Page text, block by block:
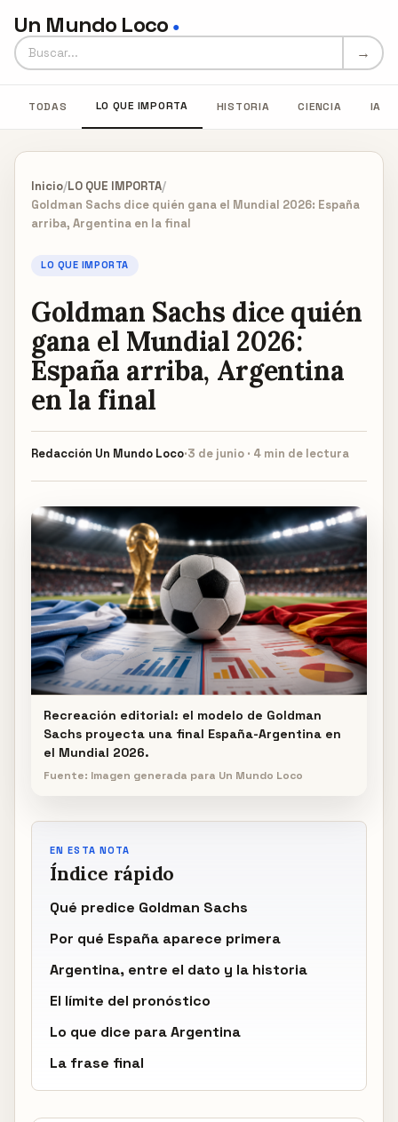
Un Mundo Loco ●
Buscar en Un Mundo Loco →
TODAS LO QUE IMPORTA HISTORIA CIENCIA IA
Inicio/LO QUE IMPORTA/
Goldman Sachs dice quién gana el Mundial 2026: España
arriba, Argentina en la final
LO QUE IMPORTA
Goldman Sachs dice quién
gana el Mundial 2026:
España arriba, Argentina
en la final
Redacción Un Mundo Loco·3 de junio · 4 min de lectura
Recreación editorial: el modelo de Goldman
Sachs proyecta una final España-Argentina en
el Mundial 2026.
Fuente: Imagen generada para Un Mundo Loco
EN ESTA NOTA
Índice rápido
Qué predice Goldman Sachs
Por qué España aparece primera
Argentina, entre el dato y la historia
El límite del pronóstico
Lo que dice para Argentina
La frase final